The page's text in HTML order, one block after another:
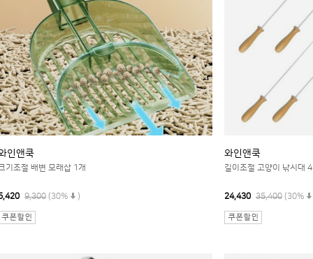
인앤쿡
기조절 배변 모래삽 1개
9,300 (30% )
와인앤쿡
길이조절 고양이 낚시대
24,430 35,400 (30%